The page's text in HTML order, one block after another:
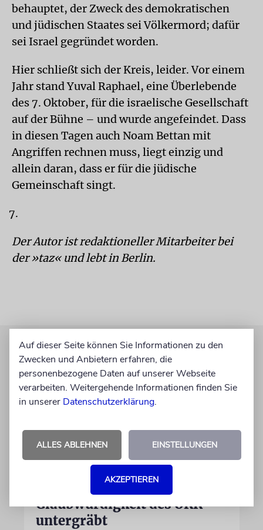
behauptet, der Zweck des demokratischen
und jüdischen Staates sei Völkermord; dafür
sei Israel gegründet worden.
Hier schließt sich der Kreis, leider. Vor einem
Jahr stand Yuval Raphael, eine Überlebende
des 7. Oktober, für die israelische Gesellschaft
auf der Bühne – und wurde angefeindet. Dass
in diesen Tagen auch Noam Bettan mit
Angriffen rechnen muss, liegt einzig und
allein daran, dass er für die jüdische
Gemeinschaft singt.
Der Autor ist redaktioneller Mitarbeiter bei
der »taz« und lebt in Berlin.
Wie Georg Restle die
Glaubwürdigkeit des ÖRR
untergräbt
Auf dieser Seite können Sie Informationen zu den
Zwecken und Anbietern erfahren, die
personenbezogene Daten auf unserer Webseite
verarbeiten. Weitergehende Informationen finden Sie
in unserer Datenschutzerklärung.
ALLES ABLEHNEN EINSTELLUNGEN
AKZEPTIEREN